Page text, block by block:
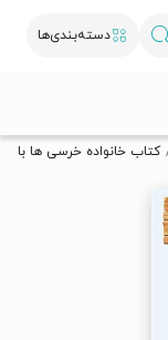
دسته‌بندی‌ها
کتاب خانواده خرسی ها با